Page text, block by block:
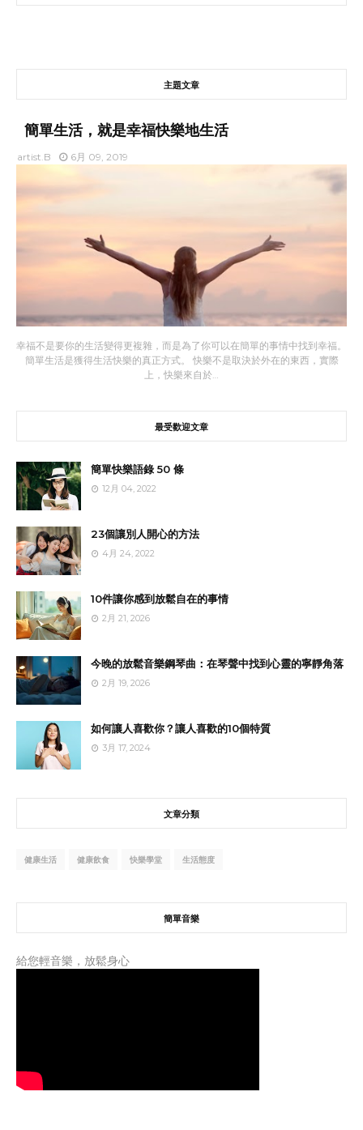
主題文章
簡單生活，就是幸福快樂地生活
artist.B 6月 09, 2019
幸福不是要你的生活變得更複雜，而是為了你可以在簡單的事情中找到幸福。
簡單生活是獲得生活快樂的真正方式。 快樂不是取決於外在的東西，實際
上，快樂來自於…
最受歡迎文章
簡單快樂語錄 50 條
12月 04, 2022
23個讓別人開心的方法
4月 24, 2022
10件讓你感到放鬆自在的事情
2月 21, 2026
今晚的放鬆音樂鋼琴曲：在琴聲中找到心靈的寧靜角落
2月 19, 2026
如何讓人喜歡你？讓人喜歡的10個特質
3月 17, 2024
文章分類
健康生活 健康飲食 快樂學堂 生活態度
簡單音樂
給您輕音樂，放鬆身心